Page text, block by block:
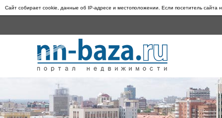
Сайт собирает cookie, данные об IP-адресе и местоположении. Если посетитель сайта